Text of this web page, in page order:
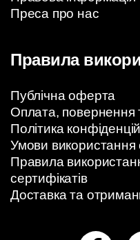
Преса про нас
Правила
Публічна оферта
Оплата, повернення
Політика
Умови використання
Правила
сертифікатів
Доставка та